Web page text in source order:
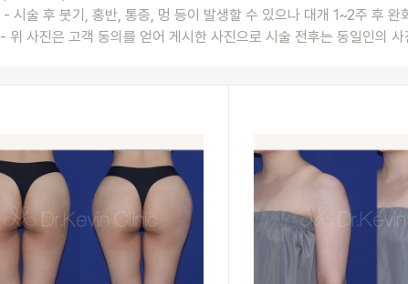
- 시술 후 붓기, 홍반, 통증, 멍 등이 발생할 수 있으나 대개 1~2주 후 완
- 위 사진은 고객 동의를 얻어 게시한 사진으로 시술 전후는 동일인의 사